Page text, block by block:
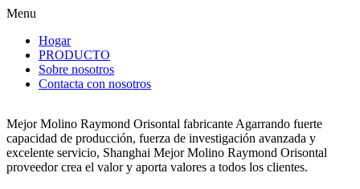
Menu
Hogar
PRODUCTO
Sobre nosotros
Contacta con nosotros
Mejor Molino Raymond Orisontal fabricante Agarrando fuerte
capacidad de producción, fuerza de investigación avanzada y
excelente servicio, Shanghai Mejor Molino Raymond Orisontal
proveedor crea el valor y aporta valores a todos los clientes.